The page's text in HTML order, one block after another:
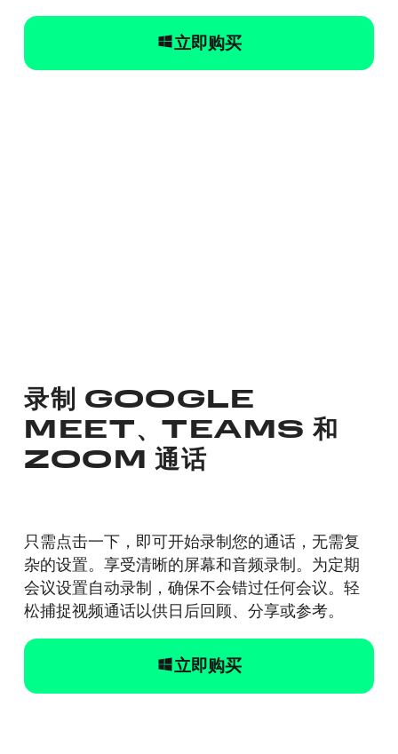
立即购买
录制 GOOGLE
MEET、TEAMS 和
ZOOM 通话
只需点击一下，即可开始录制您的通话，无需复
杂的设置。享受清晰的屏幕和音频录制。为定期
会议设置自动录制，确保不会错过任何会议。轻
松捕捉视频通话以供日后回顾、分享或参考。
立即购买